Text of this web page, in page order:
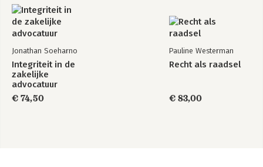
Jonathan Soeharno
Integriteit in de
zakelijke
advocatuur
€ 74,50
Pauline Westerman
Recht als raadsel
€ 83,00